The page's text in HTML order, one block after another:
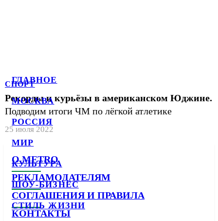
ГЛАВНОЕ
МОСКВА
РОССИЯ
МИР
КУЛЬТУРА
ШОУ-БИЗНЕС
СТИЛЬ ЖИЗНИ
СПОРТ
Рекорды и курьёзы в американском Юджине.
Подводим итоги ЧМ по лёгкой атлетике
25 июля 2022
О METRO
РЕКЛАМОДАТЕЛЯМ
СОГЛАШЕНИЯ И ПРАВИЛА
КОНТАКТЫ